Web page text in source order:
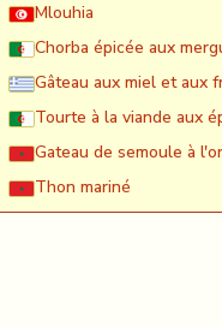
Mlouhia
Chorba épicée aux
Gâteau aux miel et aux
Tourte à la viande aux
Gateau de semoule à
Thon mariné